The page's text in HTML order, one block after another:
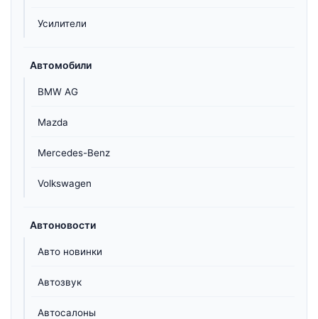
Усилители
Автомобили
BMW AG
Mazda
Mercedes-Benz
Volkswagen
Автоновости
Авто новинки
Автозвук
Автосалоны